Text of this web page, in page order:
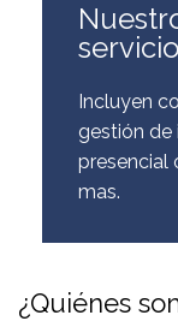
Incluyen
gestión de
presencial
mas.
¿Quiénes